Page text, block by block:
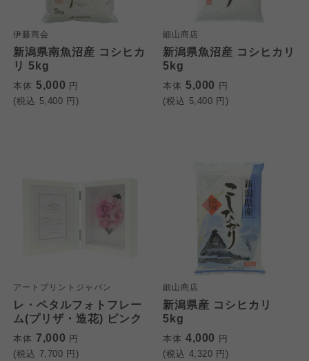
伊藤商会
新潟県南魚沼産 コシヒカ
リ 5kg
本体 5,000 円
(税込 5,400 円)
細山商店
新潟県魚沼産 コシヒカリ
5kg
本体 5,000 円
(税込 5,400 円)
アートプリントジャパン
レ・ペタルフォトフレー
ム(プリザ・造花) ピンク
本体 7,000 円
(税込 7,700 円)
細山商店
新潟県産 コシヒカリ
5kg
本体 4,000 円
(税込 4,320 円)